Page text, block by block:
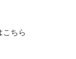
こちら